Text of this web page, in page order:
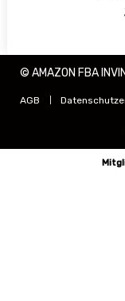
© AMAZON FBA
AGB